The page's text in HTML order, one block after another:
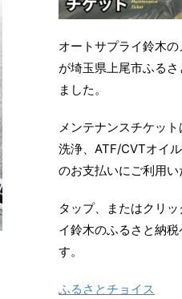
オートサプライ鈴木
が埼玉県上尾市ふる
ました。
メンテナンスチケッ
洗浄、ATF/CVTオイ
のお支払いにご利用い
タップ、またはクリ
イ鈴木のふるさと納
す。
ふるさとチョイス